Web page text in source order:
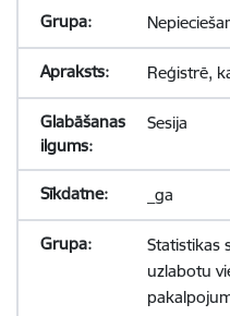
Reģistrē,
Sesija
_ga
Statistikas
uzlabotu